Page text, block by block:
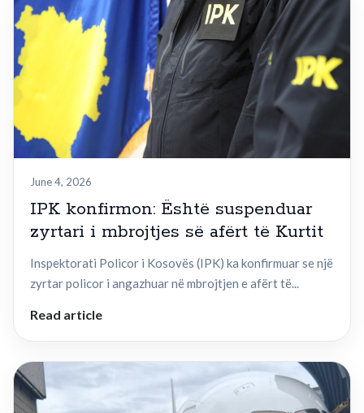
June 4, 2026
IPK konfirmon: Është suspenduar
zyrtari i mbrojtjes së afërt të Kurtit
Inspektorati Policor i Kosovës (IPK) ka konfirmuar se një
zyrtar policor i angazhuar në mbrojtjen e afërt të...
Read article